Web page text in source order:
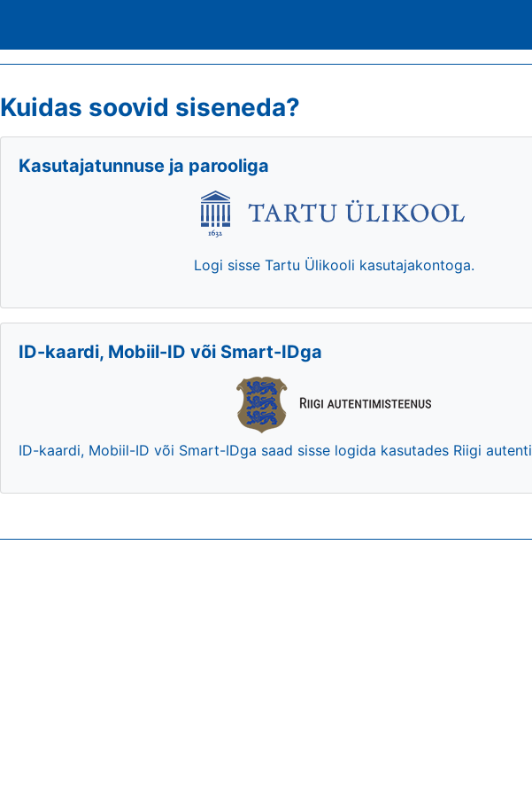
Kuidas soovid siseneda?
Kasutajatunnuse ja parooliga
Logi sisse Tartu Ülikooli kasutajakontoga.
ID-kaardi, Mobiil-ID või Smart-IDga
ID-kaardi, Mobiil-ID või Smart-IDga saad sisse logida kasutades Riigi